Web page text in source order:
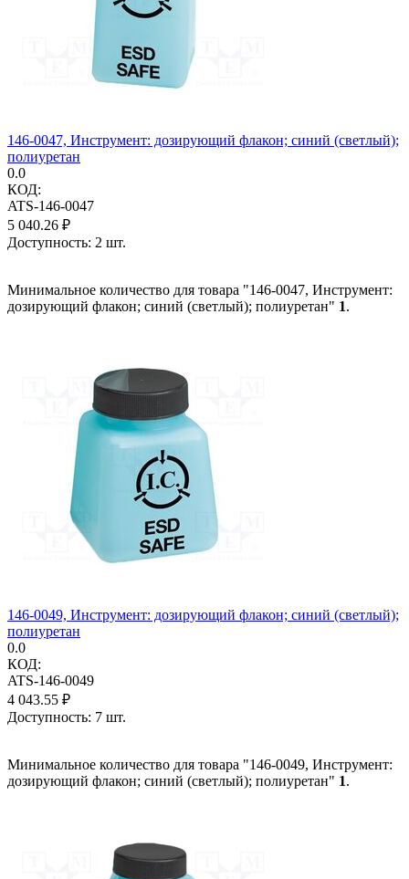
146-0047, Инструмент: дозирующий флакон; синий (светлый);
полиуретан
0.0
КОД:
ATS-146-0047
5 040.26 ₽
Доступность: 2 шт.
Минимальное количество для товара "146-0047, Инструмент:
дозирующий флакон; синий (светлый); полиуретан" 1.
146-0049, Инструмент: дозирующий флакон; синий (светлый);
полиуретан
0.0
КОД:
ATS-146-0049
4 043.55 ₽
Доступность: 7 шт.
Минимальное количество для товара "146-0049, Инструмент:
дозирующий флакон; синий (светлый); полиуретан" 1.